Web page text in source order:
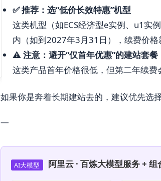
✅ 推荐：选“低价长效特惠”机型
这类机型（如ECS经济型e实例、u1实
内（如到2027年3月31日），续费价格
⚠️ 注意：避开“仅首年优惠”的建站套餐
这类产品首年价格很低，但第二年续费
如果你是奔着长期建站去的，建议优先选
—
AI大模型 阿里云 · 百炼大模型服务 + 组